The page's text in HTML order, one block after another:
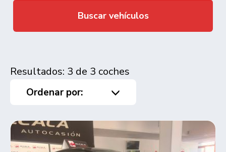
Buscar vehículos
Resultados: 3 de 3 coches
Ordenar por: